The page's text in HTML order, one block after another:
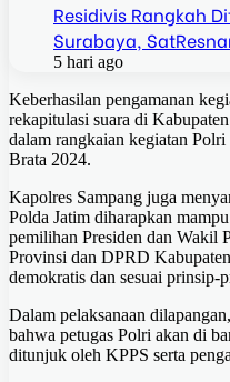
Residivis Rangkah
Surabaya,
5 hari ago
Keberhasilan pengamanan
rekapitulasi suara di
dalam rangkaian kegiatan
Brata 2024.
Kapolres Sampang juga
Polda Jatim diharapkan
pemilihan Presiden dan Wakil
Provinsi dan DPRD
demokratis dan sesuai prinsip-
Dalam pelaksanaan
bahwa petugas Polri akan di
ditunjuk oleh KPPS serta